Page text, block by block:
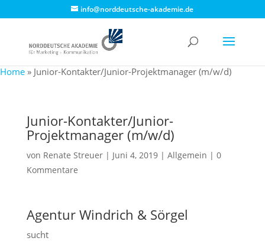
info@norddeutsche-akademie.de
Home » Junior-Kontakter/Junior-Projektmanager (m/w/d)
Junior-Kontakter/Junior-
Projektmanager (m/w/d)
von Renate Streuer| Juni 4, 2019| Allgemein | 0
Kommentare
Agentur Windrich & Sörgel
sucht